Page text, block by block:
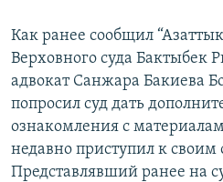
Как ранее сообщил
Верховного суда Бактыбек
адвокат Санжара Бакиева
попросил суд дать
ознакомления с
недавно приступил к своим
Представлявший ранее на